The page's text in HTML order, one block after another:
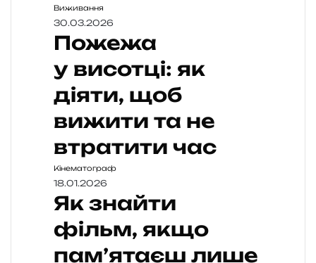
Виживання
30.03.2026
Пожежа
у висотці: як
діяти, щоб
вижити та не
втратити час
Кінематограф
18.01.2026
Як знайти
фільм, якщо
пам’ятаєш лише